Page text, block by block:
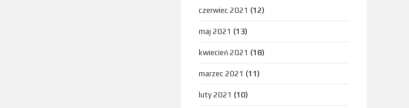
czerwiec 2021 (12)
maj 2021 (13)
kwiecień 2021 (18)
marzec 2021 (11)
luty 2021 (10)